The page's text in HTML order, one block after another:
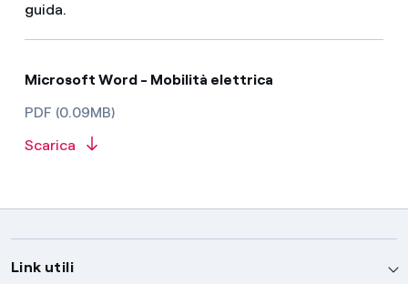
guida.
Microsoft Word - Mobilità elettrica
PDF (0.09MB)
Scarica
Link utili